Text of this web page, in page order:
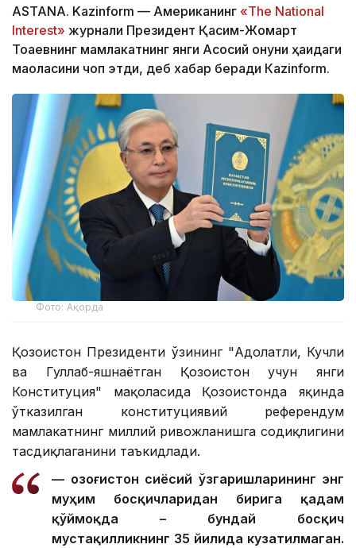
ASTANA. Kazinform — Американинг «The National
Interest» журнали Президент Қасим-Жомарт
Тоқаевнинг мамлакатнинг янги Асосий қонуни ҳақидаги
мақоласини чоп этди, деб хабар беради Кazinform.
Фото: Ақорда
Қозоғистон Президенти ўзининг "Адолатли, Кучли
ва Гуллаб-яшнаётган Қозоғистон учун янги
Конституция" мақоласида Қозоғистонда яқинда
ўтказилган конституциявий референдум
мамлакатнинг миллий ривожланишга содиқлигини
тасдиқлаганини таъкидлади.
— Қозоғистон сиёсий ўзгаришларининг энг
муҳим босқичларидан бирига қадам
қўймоқда – бундай босқич
мустақилликнинг 35 йилида кузатилмаган.